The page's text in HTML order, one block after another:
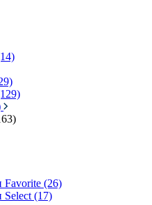
(26)
(17)